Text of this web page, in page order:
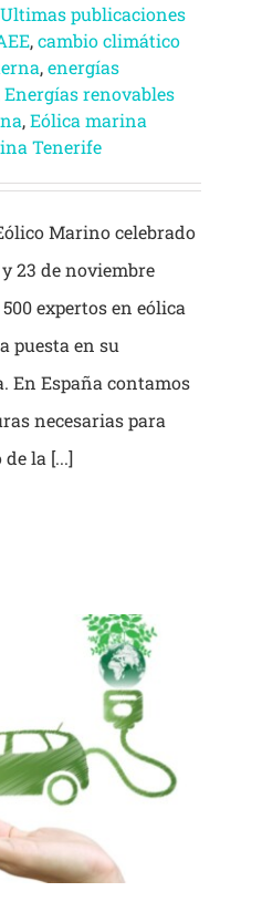
Ultimas publicaciones
,cambio climático
,energías
Energías renovables
,Eólica marina
Tenerife
Marino celebrado
23 de noviembre
expertos en eólica
puesta en su
En España contamos
necesarias para
la [...]